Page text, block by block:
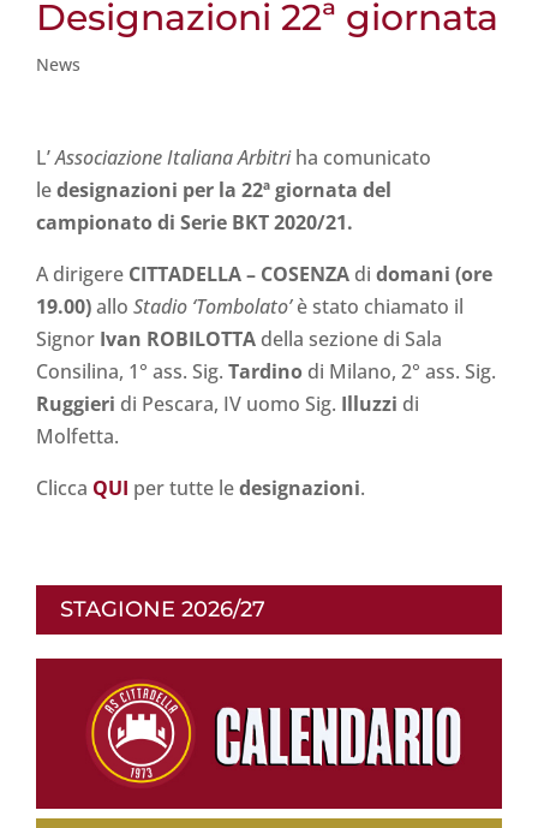
Designazioni 22ª giornata
News
L’Associazione Italiana Arbitriha comunicato
ledesignazioni per la 22ªgiornata del
campionato di Serie BKT 2020/21.
A dirigere CITTADELLA– COSENZA di domani (ore
19.00)allo Stadio ‘Tombolato’è stato chiamato il
Signor Ivan ROBILOTTA della sezione di Sala
Consilina, 1° ass. Sig. Tardino di Milano, 2° ass. Sig.
Ruggieri di Pescara, IV uomo Sig. Illuzzi di
Molfetta.
Clicca QUI per tutte ledesignazioni.
STAGIONE 2026/27